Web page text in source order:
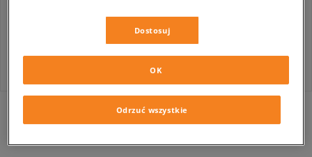
dziecięce
64,99 zł
69,99 zł - najniższa cena
Dostosuj
Odrzuć wszystkie
OK